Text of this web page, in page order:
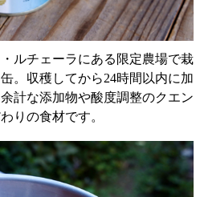
ルチェーラにある限定農場で栽
。収穫してから24時間以内に加
計な添加物や酸度調整のクエン
りの食材です。